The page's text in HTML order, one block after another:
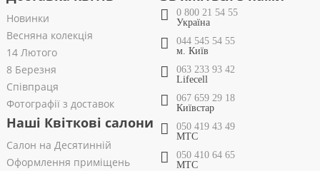
Новинки
Весняна колекція
14 Лютого
8 Березня
Співпраця
Фотографії з доставок
Наші Квіткові салони
Салон на Десятинній
Оформлення приміщень
0 800 21 54 55
Україна
044 545 54 55
м. Київ
063 233 93 42
Lifecell
067 659 29 18
Київстар
050 419 43 49
МТС
050 410 64 65
МТС